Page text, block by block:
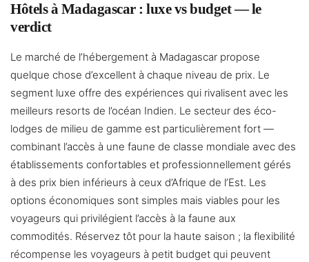
Hôtels à Madagascar : luxe vs budget — le
verdict
Le marché de l’hébergement à Madagascar propose
quelque chose d’excellent à chaque niveau de prix. Le
segment luxe offre des expériences qui rivalisent avec les
meilleurs resorts de l’océan Indien. Le secteur des éco-
lodges de milieu de gamme est particulièrement fort —
combinant l’accès à une faune de classe mondiale avec des
établissements confortables et professionnellement gérés
à des prix bien inférieurs à ceux d’Afrique de l’Est. Les
options économiques sont simples mais viables pour les
voyageurs qui privilégient l’accès à la faune aux
commodités. Réservez tôt pour la haute saison ; la flexibilité
récompense les voyageurs à petit budget qui peuvent